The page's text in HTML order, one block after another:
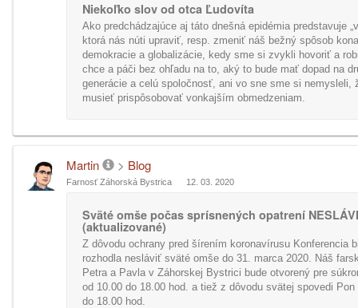
Niekoľko slov od otca Ľudovíta
Ako predchádzajúce aj táto dnešná epidémia predstavuje
ktorá nás núti upraviť, resp. zmeniť náš bežný spôsob
demokracie a globalizácie, kedy sme si zvykli hovoriť a
chce a páči bez ohľadu na to, aký to bude mať dopad na
generácie a celú spoločnosť, ani vo sne sme si nemysleli,
musieť prispôsobovať vonkajším obmedzeniam.
Martin > Blog
Farnosť Záhorská Bystrica 12. 03. 2020
Sväté omše počas sprísnených opatrení
(aktualizované)
Z dôvodu ochrany pred šírením koronavírusu Konferencia
rozhodla nesláviť sväté omše do 31. marca 2020. Náš
Petra a Pavla v Záhorskej Bystrici bude otvorený pre
od 10.00 do 18.00 hod. a tiež z dôvodu svätej spovedi Pon
do 18.00 hod.